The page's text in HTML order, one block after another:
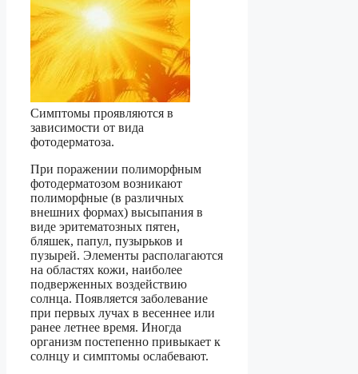
Симптомы проявляются в
зависимости от вида
фотодерматоза.
При поражении полиморфным
фотодерматозом возникают
полиморфные (в различных
внешних формах) высыпания в
виде эритематозных пятен,
бляшек, папул, пузырьков и
пузырей. Элементы располагаются
на областях кожи, наиболее
подверженных воздействию
солнца. Появляется заболевание
при первых лучах в весеннее или
ранее летнее время. Иногда
организм постепенно привыкает к
солнцу и симптомы ослабевают.